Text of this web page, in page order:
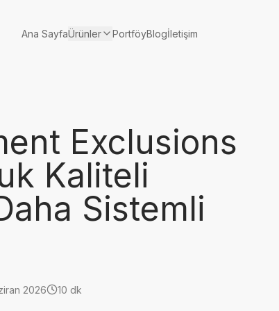
Ana SayfaÜrünler PortföyBlogİletişim
Exclusions
Kaliteli
Sistemli
2026 10 dk